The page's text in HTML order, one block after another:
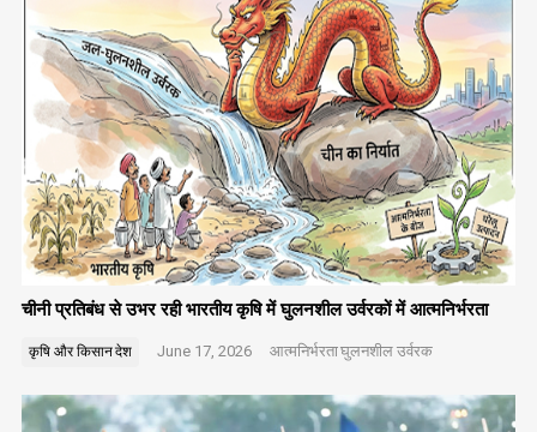
चीनी प्रतिबंध से उभर रही भारतीय कृषि में घुलनशील उर्वरकों में आत्मनिर्भरता
कृषि और किसानदेश June 17, 2026 आत्मनिर्भरताघुलनशील उर्वरक